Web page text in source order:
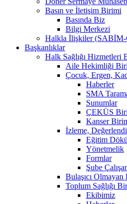
Basın ve İletişim Birimi
Basında Biz
Bilgi Merkezi
Halkla İlişkiler
Başkanlıklar
Halk Sağlığı Hizmetleri
Aile Hekimliği
Çocuk, Ergen,
Haberler
SMA
Sunumlar
ÇEKÜS
Kanser
İzleme,
Eğitim
Yönetmelik
Formlar
Şube
Bulaşıcı
Toplum Sağlığı
Ekibimiz